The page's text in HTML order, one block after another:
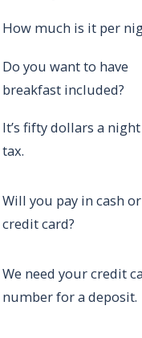
How much is it per
Do you want to have
breakfast included?
It’s fifty dollars a
tax.
Will you pay in cash
credit card?
We need your credit
number for a deposit.